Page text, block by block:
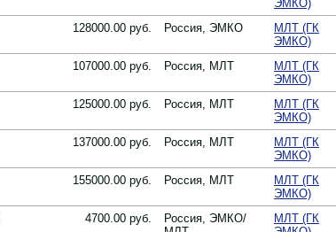
ЭМКО)
128000.00 руб. Россия, ЭМКО
МЛТ (ГК
ЭМКО)
107000.00 руб. Россия, МЛТ
МЛТ (ГК
ЭМКО)
125000.00 руб. Россия, МЛТ
МЛТ (ГК
ЭМКО)
137000.00 руб. Россия, МЛТ
МЛТ (ГК
ЭМКО)
155000.00 руб. Россия, МЛТ
МЛТ (ГК
ЭМКО)
4700.00 руб.
Россия, ЭМКО/
МЛТ (ГК